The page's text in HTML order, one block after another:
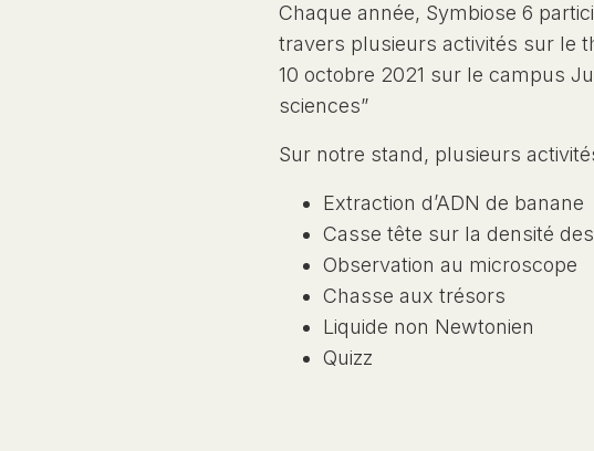
Chaque année, Symbiose 6
travers plusieurs activités sur le
10 octobre 2021 sur le campus
sciences”
Sur notre stand, plusieurs
Extraction d’ADN de banane
Casse tête sur la densité
Observation au microscope
Chasse aux trésors
Liquide non Newtonien
Quizz